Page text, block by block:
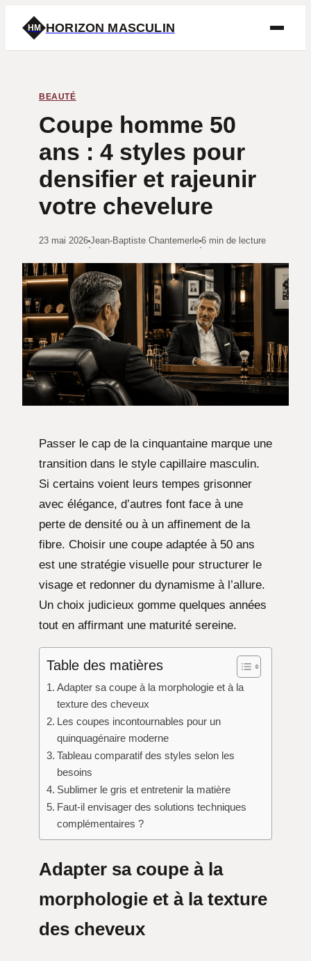
HM HORIZON MASCULIN
BEAUTÉ
Coupe homme 50
ans : 4 styles pour
densifier et rajeunir
votre chevelure
23 mai 2026
·
Jean-Baptiste Chantemerle
·
6 min de lecture
Passer le cap de la cinquantaine marque une
transition dans le style capillaire masculin.
Si certains voient leurs tempes grisonner
avec élégance, d’autres font face à une
perte de densité ou à un affinement de la
fibre. Choisir une coupe adaptée à 50 ans
est une stratégie visuelle pour structurer le
visage et redonner du dynamisme à l’allure.
Un choix judicieux gomme quelques années
tout en affirmant une maturité sereine.
Table des matières
Adapter sa coupe à la morphologie et à la
texture des cheveux
Les coupes incontournables pour un
quinquagénaire moderne
Tableau comparatif des styles selon les
besoins
Sublimer le gris et entretenir la matière
Faut-il envisager des solutions techniques
complémentaires ?
Adapter sa coupe à la
morphologie et à la texture
des cheveux